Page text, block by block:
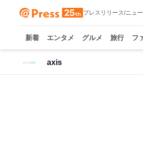
プレスリリース/ニュ
新着 エンタメ グルメ 旅行 フ
axis